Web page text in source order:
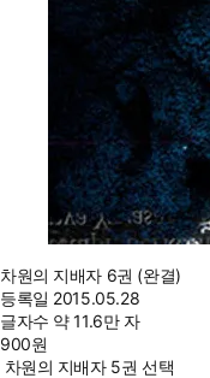
차원의 지배자 6권 (완결)
등록일 2015.05.28
글자수 약 11.6만 자
900원
차원의 지배자 5권 선택